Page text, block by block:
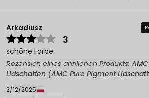
Arkadiusz
3
schöne Farbe
Rezension eines ähnlichen Produkts:
Lidschatten (AMC Pure Pigment
2/12/2025